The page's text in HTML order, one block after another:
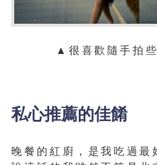
▲很喜歡隨手拍些
私心推薦的佳餚
晚餐的紅廚，是我吃過最